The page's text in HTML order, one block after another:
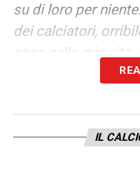
su di loro per
dei calciatori,
cose nella mia vita,
niente come i
Prende 30 milioni
Nazario, Zidane ne
IL